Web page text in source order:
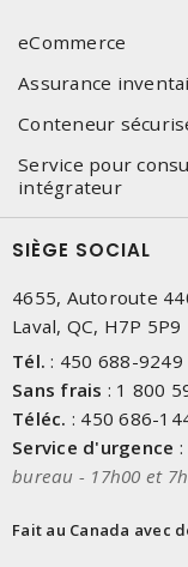
eCommerce
Assurance
Conteneur
Service pour
intégrateur
SIÈGE SOCIAL
4655, Autoroute
Laval, QC, H7P 5P9
Tél. : 450 688-9249
Sans frais : 1 800
Téléc. : 450 686-
Service d'urgence :
bureau - 17h00 et
Fait au Canada avec